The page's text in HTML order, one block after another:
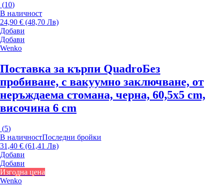
(10)
В наличност
24,90 € (48,70 Лв)
Добави
Добави
Wenko
Поставка за кърпи QuadroБез
пробиване, с вакуумно заключване, от
неръждаема стомана, черна, 60,5x5 cm,
височина 6 cm
(5)
В наличностПоследни бройки
31,40 € (61,41 Лв)
Добави
Добави
Изгодна цена
Wenko